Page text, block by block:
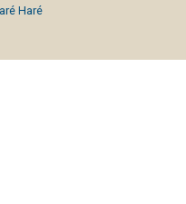
Haré